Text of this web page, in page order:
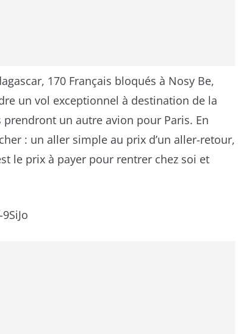
170 Français bloqués à Nosy Be,
un vol exceptionnel à destination de la
un autre avion pour Paris. En
: un aller simple au prix d’un aller-retour,
le prix à payer pour rentrer chez soi et